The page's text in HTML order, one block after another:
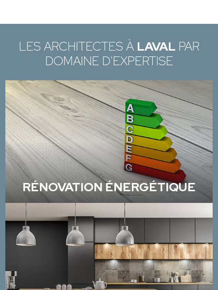
LES ARCHITECTES À LAVAL PAR
DOMAINE D'EXPERTISE
RÉNOVATION ÉNERGÉTIQUE